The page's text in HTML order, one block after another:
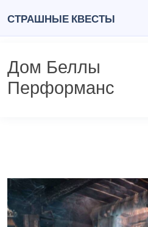
Страшные квесты
Дом Беллы
Перформанс